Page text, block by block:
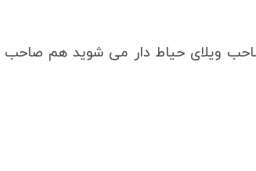
صاحب ویلای حیاط دار می شوید هم صاحب